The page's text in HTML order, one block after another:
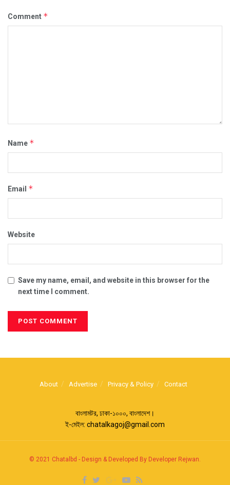
Comment *
Name *
Email *
Website
Save my name, email, and website in this browser for the
next time I comment.
About Advertise Privacy & Policy Contact
বাংলামটর, ঢাকা-১০০০, বাংলাদেশ।
ই-মেইল: chatalkagoj@gmail.com
© 2021 Chatalbd - Design & Developed By Developer Rejwan